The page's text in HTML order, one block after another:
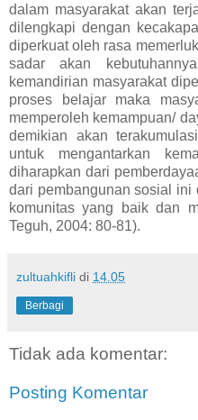
dalam masyarakat akan
dilengkapi dengan
diperkuat oleh rasa
sadar akan
kemandirian masyarakat
proses belajar maka
memperoleh kemampuan/
demikian akan
untuk mengantarkan
diharapkan dari
dari pembangunan sosial ini
komunitas yang baik dan
Teguh, 2004: 80-81).
zultuahkifli di 14.05
Berbagi
Tidak ada komentar:
Posting Komentar